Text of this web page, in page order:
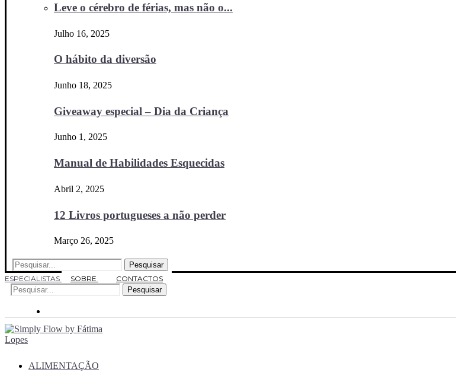
Leve o cérebro de férias, mas não o...
Julho 16, 2025
O hábito da diversão
Junho 18, 2025
Giveaway especial – Dia da Criança
Junho 1, 2025
Manual de Habilidades Esquecidas
Abril 2, 2025
12 Livros portugueses a não perder
Março 26, 2025
Pesquisar
ESPECIALISTAS
SOBRE
CONTACTOS
Pesquisar
ALIMENTAÇÃO